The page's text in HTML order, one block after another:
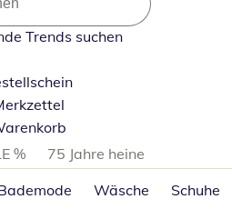
Trends suchen
%
75 Jahre heine
Wäsche Schuhe